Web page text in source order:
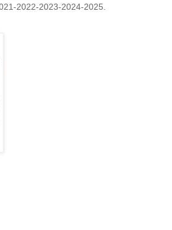
2022-2023-2024-2025.